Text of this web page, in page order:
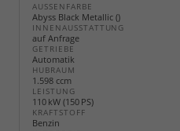
AUSSENFARBE
Abyss Black Metallic ()
INNENAUSSTATTUNG
auf Anfrage
GETRIEBE
Automatik
HUBRAUM
1.598 ccm
LEISTUNG
110 kW (150 PS)
KRAFTSTOFF
Benzin